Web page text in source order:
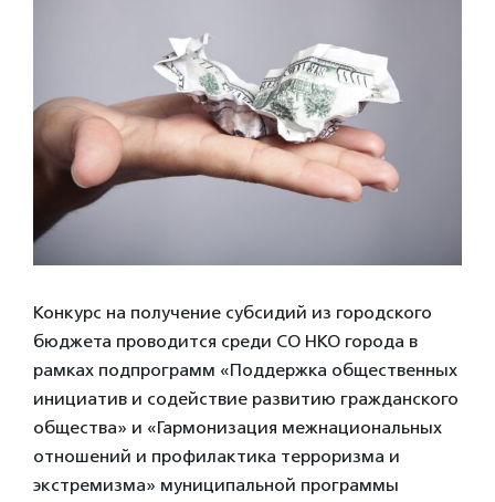
Конкурс на получение субсидий из городского
бюджета проводится среди СО НКО города в
рамках подпрограмм «Поддержка общественных
инициатив и содействие развитию гражданского
общества» и «Гармонизация межнациональных
отношений и профилактика терроризма и
экстремизма» муниципальной программы